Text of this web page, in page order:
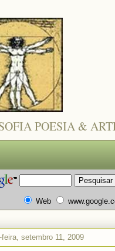
POESIA &
Web
setembro 11, 2009